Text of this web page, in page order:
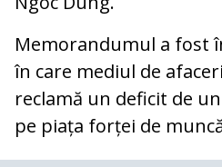
Memorandumul a fost
în care mediul de
reclamă un deficit de
pe piața forței de